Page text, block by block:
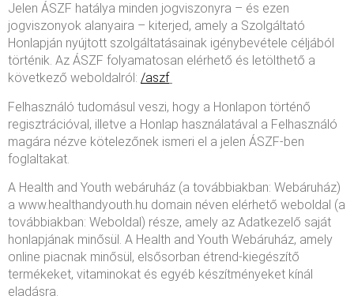
Jelen ÁSZF hatálya minden jogviszonyra – és ezen
jogviszonyok alanyaira – kiterjed, amely a Szolgáltató
Honlapján nyújtott szolgáltatásainak igénybevétele céljából
történik. Az ÁSZF folyamatosan elérhető és letölthető a
következő weboldalról: /aszf
Felhasználó tudomásul veszi, hogy a Honlapon történő
regisztrációval, illetve a Honlap használatával a Felhasználó
magára nézve kötelezőnek ismeri el a jelen ÁSZF-ben
foglaltakat.
A Health and Youth webáruház (a továbbiakban: Webáruház)
a www.healthandyouth.hu domain néven elérhető weboldal (a
továbbiakban: Weboldal) része, amely az Adatkezelő saját
honlapjának minősül. A Health and Youth Webáruház, amely
online piacnak minősül, elsősorban étrend-kiegészítő
termékeket, vitaminokat és egyéb készítményeket kínál
eladásra.